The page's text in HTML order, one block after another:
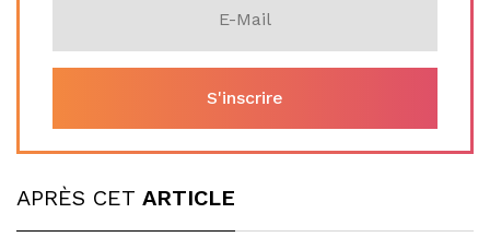
APRÈS CET ARTICLE